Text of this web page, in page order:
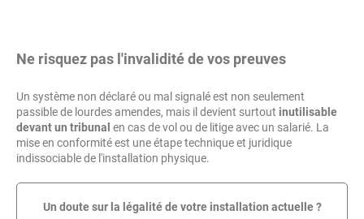
Ne risquez pas l'invalidité de vos preuves
Un système non déclaré ou mal signalé est non seulement
passible de lourdes amendes, mais il devient surtout inutilisable
devant un tribunal en cas de vol ou de litige avec un salarié. La
mise en conformité est une étape technique et juridique
indissociable de l'installation physique.
Un doute sur la légalité de votre installation actuelle ?